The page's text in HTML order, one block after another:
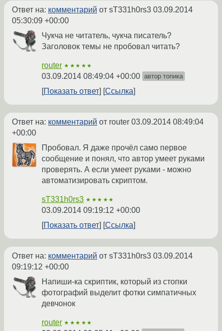
Ответ на: комментарий от sT331h0rs3 03.09.2014
05:30:09 +00:00
Чукча не читатель, чукча писатель?
Заголовок темы не пробовал читать?
router ★★★★★
03.09.2014 08:49:04 +00:00 автор топика
Показать ответ Ссылка
Ответ на: комментарий от router 03.09.2014 08:49:04
+00:00
Пробовал. Я даже прочёл само первое
сообщение и понял, что автор умеет руками
проверять. А если умеет руками - можно
автоматизировать скриптом.
sT331h0rs3 ★★★★★
03.09.2014 09:19:12 +00:00
Показать ответ
Ссылка
Ответ на: комментарий от sT331h0rs3 03.09.2014
09:19:12 +00:00
Напиши-ка скриптик, который из стопки
фотографий выделит фотки симпатичных
девчонок
router ★★★★★